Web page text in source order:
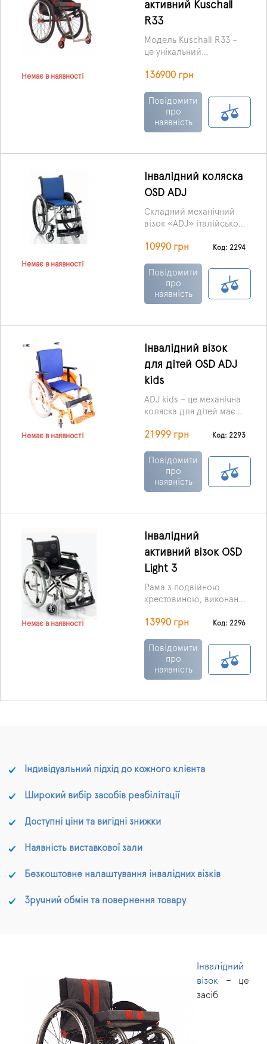
Немає в наявності
активний Kuschall
R33
Модель Kuschall R33 –
це унікальний
активних користувачів.
136900 грн
Повідомити
про
наявність
Немає в наявності
Інвалідний коляска
OSD ADJ
Складний механічний
візок «ADJ» італійської
виділяється серед
своєю зручністю,
стильним дизайном, а
головне, широкими
10990 грн Код: 2294
Повідомити
про
наявність
Немає в наявності
Інвалідний візок
для дітей OSD ADJ
kids
ADJ kids – це механічна
коляска для дітей має
можливостей. Широкий
налаштувань та
регулювань дає
можливість колясці
21999 грн Код: 2293
Повідомити
про
наявність
Немає в наявності
Інвалідний
активний візок OSD
Light 3
Рама з подвійною
хрестовиною, виконана
чому коляска на 4 кг
сталевими рамами.
13990 грн Код: 2296
Повідомити
про
наявність
Індивідуальний підхід до кожного клієнта
Широкий вибір засобів реабілітації
Доступні ціни та вигідні знижки
Наявність виставкової зали
Безкоштовне налаштування інвалідних візків
Зручний обмін та повернення товару
Інвалідний
візок – це
засіб